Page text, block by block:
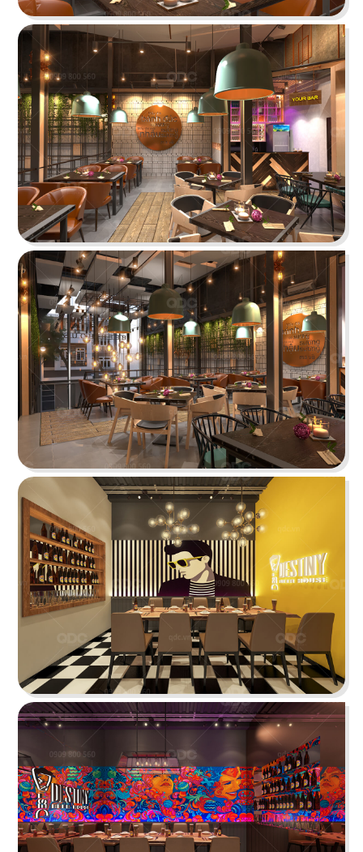
STELLA COFFEE
Gam màu xám nguyên bản cùng kỹ thuật sơn
hiệu ứng rỉ sét tạo nên sự mới mẻ
Chi tiết
O TEM
Phong cách Indochine kết hợp kiến trúc cung
đình mang đến vẻ đẹp trầm mặc
Chi tiết
IKIGAI
Tái hiện bức tranh ẩm thực Nhật không phô
bày mà diễn tả vô cùng tinh tế